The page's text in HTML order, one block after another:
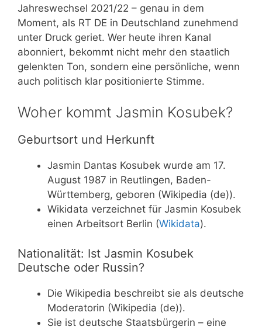
Jahreswechsel 2021/22 – genau in dem
Moment, als RT DE in Deutschland zunehmend
unter Druck geriet. Wer heute ihren Kanal
abonniert, bekommt nicht mehr den staatlich
gelenkten Ton, sondern eine persönliche, wenn
auch politisch klar positionierte Stimme.
Woher kommt Jasmin Kosubek?
Geburtsort und Herkunft
Jasmin Dantas Kosubek wurde am 17.
August 1987 in Reutlingen, Baden-
Württemberg, geboren (Wikipedia (de)).
Wikidata verzeichnet für Jasmin Kosubek
einen Arbeitsort Berlin (Wikidata).
Nationalität: Ist Jasmin Kosubek
Deutsche oder Russin?
Die Wikipedia beschreibt sie als deutsche
Moderatorin (Wikipedia (de)).
Sie ist deutsche Staatsbürgerin – eine